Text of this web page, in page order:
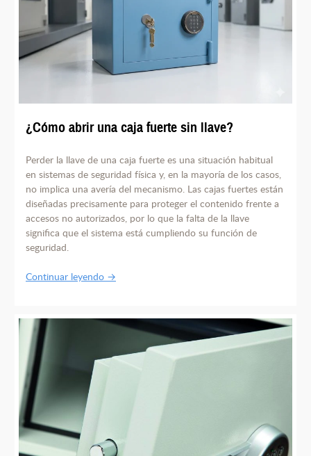
¿Cómo abrir una caja fuerte sin llave?
Perder la llave de una caja fuerte es una situación habitual
en sistemas de seguridad física y, en la mayoría de los casos,
no implica una avería del mecanismo. Las cajas fuertes están
diseñadas precisamente para proteger el contenido frente a
accesos no autorizados, por lo que la falta de la llave
significa que el sistema está cumpliendo su función de
seguridad.
Continuar leyendo →